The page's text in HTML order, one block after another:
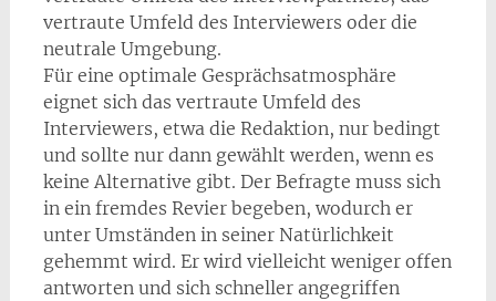
vertraute Umfeld des Interviewers oder die
neutrale Umgebung.
Für eine optimale Gesprächsatmosphäre
eignet sich das vertraute Umfeld des
Interviewers, etwa die Redaktion, nur bedingt
und sollte nur dann gewählt werden, wenn es
keine Alternative gibt. Der Befragte muss sich
in ein fremdes Revier begeben, wodurch er
unter Umständen in seiner Natürlichkeit
gehemmt wird. Er wird vielleicht weniger offen
antworten und sich schneller angegriffen